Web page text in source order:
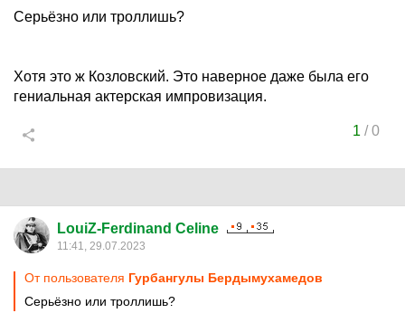
Серьёзно или троллишь?
Хотя это ж Козловский. Это наверное даже была его
гениальная актерская импровизация.
1 /0
LouiZ-Ferdinand Celine
11:41, 29.07.2023
От пользователя Гурбангулы Бердымухамедoв
Серьёзно или троллишь?